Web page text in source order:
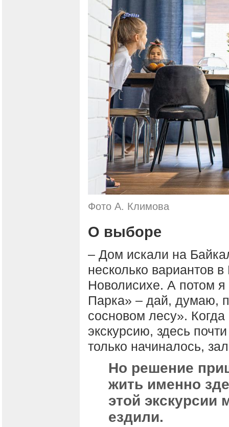
Фото А. Климова
О выборе
– Дом искали на
несколько вариантов
Новолисихе. А потом
Парка» – дай, думаю,
сосновом лесу».
экскурсию, здесь
только начиналось,
Но решение
жить именно
этой
ездили.